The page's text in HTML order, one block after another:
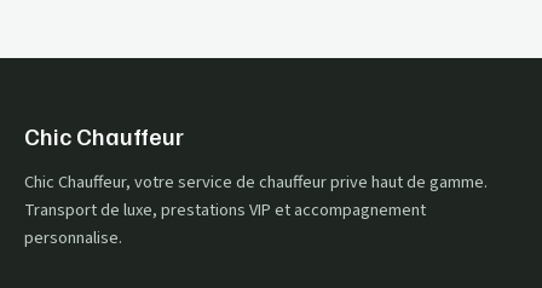
Chic Chauffeur
Chic Chauffeur, votre service de chauffeur prive haut de gamme.
Transport de luxe, prestations VIP et accompagnement
personnalise.